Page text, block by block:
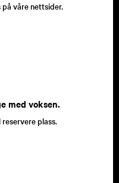
våre nettsider.
med voksen.
plass.